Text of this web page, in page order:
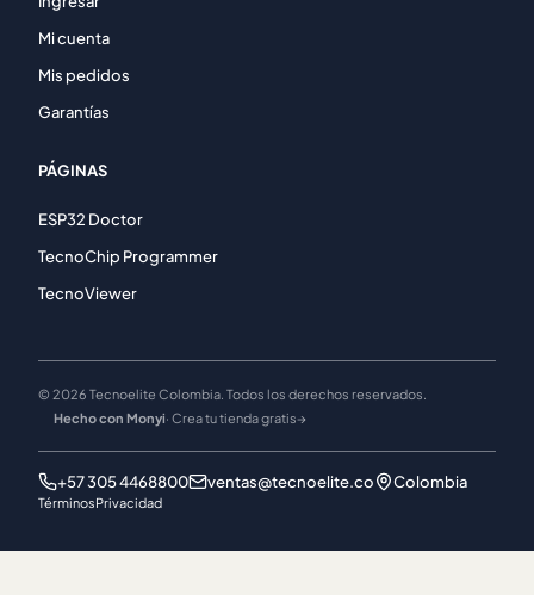
Mi cuenta
Mis pedidos
Garantías
PÁGINAS
ESP32 Doctor
TecnoChip Programmer
TecnoViewer
© 2026 Tecnoelite Colombia. Todos los derechos reservados.
Hecho con Monyi· Crea tu tienda gratis→
+57 305 4468800 ventas@tecnoelite.co Colombia
TérminosPrivacidad